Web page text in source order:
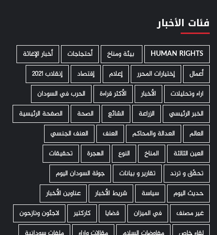
فئات الأخبار
HUMAN RIGHTS ­ بيئة ومناخ أحتجاجات
أخبار الإغاثة
أعمال
إختيارات المحرر إعلام إقتصاد
إنقلاب 2021
اراء وتحليلات
الأخبار الأكثر قراءة
الحرب في السودان
الخبر الرئيسي
الزراعة الشائع الصحة
الصفحة الرئيسية
العالم
العدالة والمحاكم العنف
العنف الجنسي
العين الثالثة
المناخ النوع الهجرة
تحقيقات
تحقّق و ترند
تقارير و بيانات
جولة السودان اليوم
حديث اليوم
سياسة شريط الأخبار
عناوين الأخبار
غير مصنف
في الميزان قضايا كاركتير
لاجئون ونازحون